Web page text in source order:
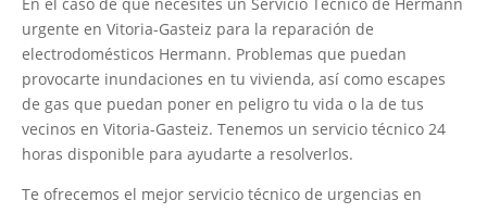
En el caso de que necesites un Servicio Técnico de Hermann
urgente en Vitoria-Gasteiz para la reparación de
electrodomésticos Hermann. Problemas que puedan
provocarte inundaciones en tu vivienda, así como escapes
de gas que puedan poner en peligro tu vida o la de tus
vecinos en Vitoria-Gasteiz. Tenemos un servicio técnico 24
horas disponible para ayudarte a resolverlos.
Te ofrecemos el mejor servicio técnico de urgencias en